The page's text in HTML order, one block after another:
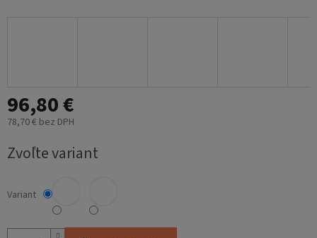
96,80 €
78,70 € bez DPH
cena:
Zvoľte variant
Variant